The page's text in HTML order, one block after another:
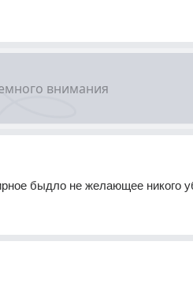
быдло не желающее никого